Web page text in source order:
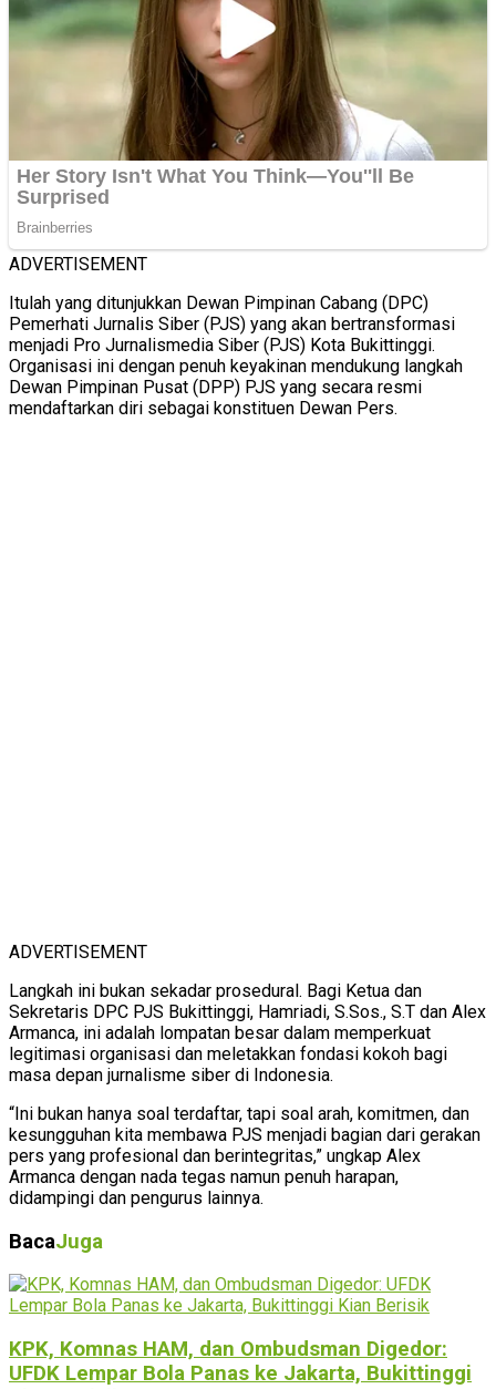
ADVERTISEMENT
Itulah yang ditunjukkan Dewan Pimpinan Cabang (DPC)
Pemerhati Jurnalis Siber (PJS) yang akan bertransformasi
menjadi Pro Jurnalismedia Siber (PJS) Kota Bukittinggi.
Organisasi ini dengan penuh keyakinan mendukung langkah
Dewan Pimpinan Pusat (DPP) PJS yang secara resmi
mendaftarkan diri sebagai konstituen Dewan Pers.
ADVERTISEMENT
Langkah ini bukan sekadar prosedural. Bagi Ketua dan
Sekretaris DPC PJS Bukittinggi, Hamriadi, S.Sos., S.T dan Alex
Armanca, ini adalah lompatan besar dalam memperkuat
legitimasi organisasi dan meletakkan fondasi kokoh bagi
masa depan jurnalisme siber di Indonesia.
“Ini bukan hanya soal terdaftar, tapi soal arah, komitmen, dan
kesungguhan kita membawa PJS menjadi bagian dari gerakan
pers yang profesional dan berintegritas,” ungkap Alex
Armanca dengan nada tegas namun penuh harapan,
didampingi dan pengurus lainnya.
BacaJuga
KPK, Komnas HAM, dan Ombudsman Digedor:
UFDK Lempar Bola Panas ke Jakarta, Bukittinggi